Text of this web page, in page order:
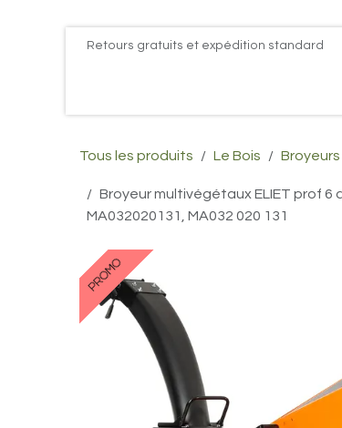
Se rendre au contenuRetours gratuits et expédition standard
Tous les produits Le Bois Broyeurs
Broyeur multivégétaux ELIET prof 6
MA032020131, MA032 020 131
PROMO
PROMO